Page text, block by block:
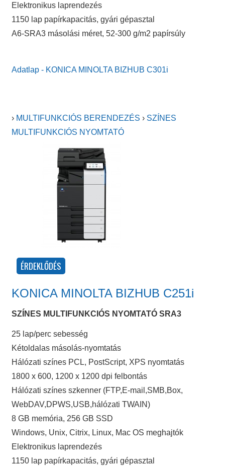
Elektronikus laprendezés
1150 lap papírkapacitás, gyári gépasztal
A6-SRA3 másolási méret, 52-300 g/m2 papírsúly
Adatlap - KONICA MINOLTA BIZHUB C301i
› MULTIFUNKCIÓS BERENDEZÉS › SZÍNES
MULTIFUNKCIÓS NYOMTATÓ
KONICA MINOLTA BIZHUB C251i
SZÍNES MULTIFUNKCIÓS NYOMTATÓ SRA3
25 lap/perc sebesség
Kétoldalas másolás-nyomtatás
Hálózati színes PCL, PostScript, XPS nyomtatás
1800 x 600, 1200 x 1200 dpi felbontás
Hálózati színes szkenner (FTP,E-mail,SMB,Box,
WebDAV,DPWS,USB,hálózati TWAIN)
8 GB memória, 256 GB SSD
Windows, Unix, Citrix, Linux, Mac OS meghajtók
Elektronikus laprendezés
1150 lap papírkapacitás, gyári gépasztal